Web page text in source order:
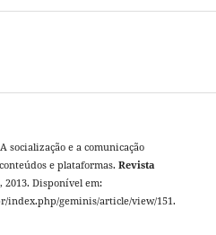
socialização e a comunicação
e plataformas. Revista
2013. Disponível em:
index.php/geminis/article/view/151.